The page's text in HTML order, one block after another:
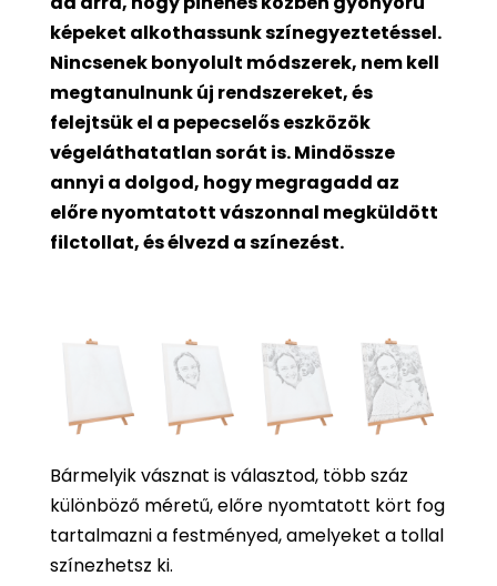
képeket alkothassunk színegyeztetéssel.
Nincsenek bonyolult módszerek, nem kell
megtanulnunk új rendszereket, és
felejtsük el a pepecselős eszközök
végeláthatatlan sorát is. Mindössze
annyi a dolgod, hogy megragadd az
előre nyomtatott vászonnal megküldött
filctollat, és élvezd a színezést.
Bármelyik vásznat is választod, több száz
különböző méretű, előre nyomtatott kört fog
tartalmazni a festményed, amelyeket a tollal
színezhetsz ki.